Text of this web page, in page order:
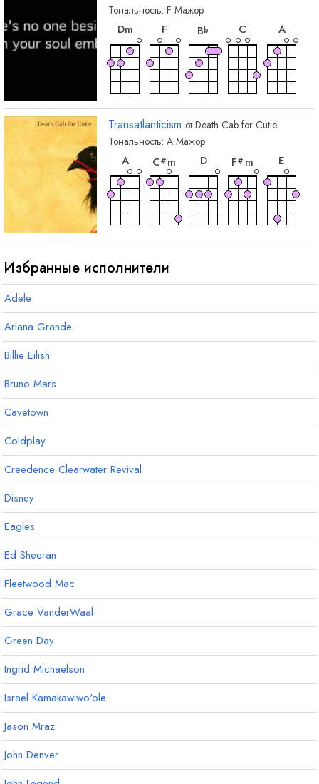
Тональность: F Мажор
Dm
аккорд
F
аккорд
Bb
C
A
Bbm
аккорд
Transatlanticism от Death Cab for Cutie
Тональность: A Мажор
A
аккорд
C#m
аккорд
D
F# m
E
Bm
аккорд
Избранные исполнители
Adele
Ariana Grande
Billie Eilish
Bruno Mars
Cavetown
Coldplay
Creedence Clearwater Revival
Disney
Eagles
Ed Sheeran
Fleetwood Mac
Grace VanderWaal
Green Day
Ingrid Michaelson
Israel Kamakawiwo'ole
Jason Mraz
John Denver